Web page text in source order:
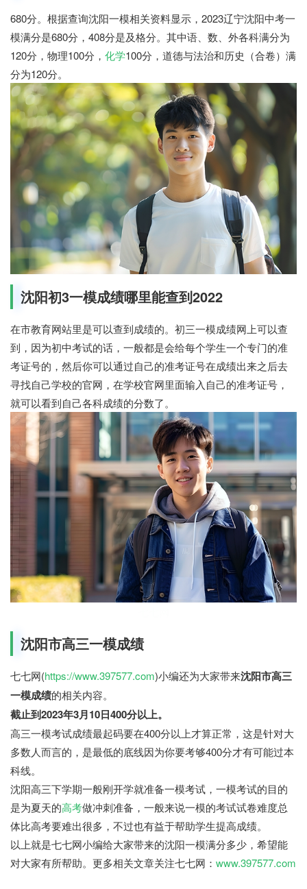
680分。根据查询沈阳一模相关资料显示，2023辽宁沈阳中考一
模满分是680分，408分是及格分。其中语、数、外各科满分为
120分，物理100分， 化学100分，道德与法治和历史（合卷）满
分为120分。
沈阳初3一模成绩哪里能查到2022
在市教育网站里是可以查到成绩的。初三一模成绩网上可以查
到，因为初中考试的话，一般都是会给每个学生一个专门的准
考证号的，然后你可以通过自己的准考证号在成绩出来之后去
寻找自己学校的官网，在学校官网里面输入自己的准考证号，
就可以看到自己各科成绩的分数了。
沈阳市高三一模成绩
七七网(https://www.397577.com)小编还为大家带来沈阳市高三
一模成绩的相关内容。
截止到2023年3月10日400分以上。
高三一模考试成绩最起码要在400分以上才算正常，这是针对大
多数人而言的，是最低的底线因为你要考够400分才有可能过本
科线。
沈阳高三下学期一般刚开学就准备一模考试，一模考试的目的
是为夏天的高考做冲刺准备，一般来说一模的考试试卷难度总
体比高考要难出很多，不过也有益于帮助学生提高成绩。
以上就是七七网小编给大家带来的沈阳一模满分多少，希望能
对大家有所帮助。更多相关文章关注七七网： www.397577.com